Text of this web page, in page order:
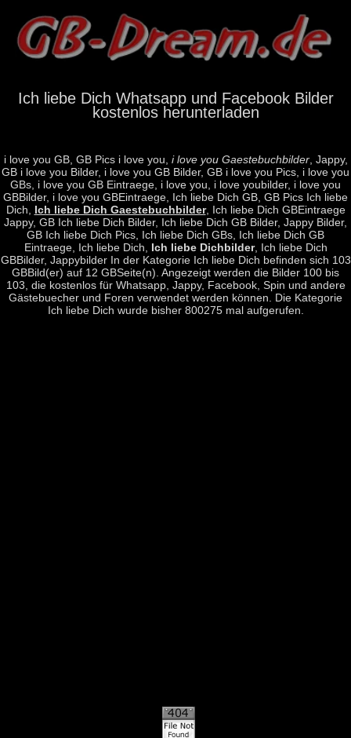
Ich liebe Dich Whatsapp und Facebook Bilder
kostenlos herunterladen
i love you GB, GB Pics i love you, i love you Gaestebuchbilder, Jappy,
GB i love you Bilder, i love you GB Bilder, GB i love you Pics, i love you
GBs, i love you GB Eintraege, i love you, i love youbilder, i love you
GBBilder, i love you GBEintraege, Ich liebe Dich GB, GB Pics Ich liebe
Dich, Ich liebe Dich Gaestebuchbilder, Ich liebe Dich GBEintraege
Jappy, GB Ich liebe Dich Bilder, Ich liebe Dich GB Bilder, Jappy Bilder,
GB Ich liebe Dich Pics, Ich liebe Dich GBs, Ich liebe Dich GB
Eintraege, Ich liebe Dich,
Ich liebe Dichbilder, Ich liebe Dich
GBBilder, Jappybilder In der Kategorie Ich liebe Dich befinden sich 103
GBBild(er) auf 12 GBSeite(n). Angezeigt werden die Bilder 100 bis
103, die kostenlos für Whatsapp, Jappy, Facebook, Spin und andere
Gästebuecher und Foren verwendet werden können. Die Kategorie
Ich liebe Dich wurde bisher 800275 mal aufgerufen.